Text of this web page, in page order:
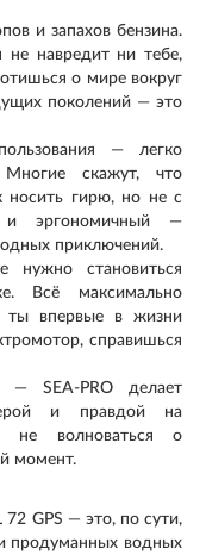
и запахов бензина.
не навредит ни тебе,
о мире вокруг
поколений — это
— легко
Многие скажут, что
носить гирю, но не с
эргономичный —
приключений.
нужно становиться
Всё максимально
ты впервые в жизни
справишься
— SEA-PRO делает
и правдой на
не волноваться о
момент.
72 GPS — это, по сути,
продуманных водных